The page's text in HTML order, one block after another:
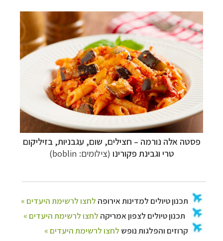
פסטה אלה נורמה – חצילים, שום, עגבניות, בזיליקום
טרי וגבינת פקורינו (צילומים: boblin)